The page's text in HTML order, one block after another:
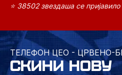
⭐ 38502 звездаша се
ТЕЛЕФОН ЦЕО - ЦРВЕНО-
СКИНИ НОВУ